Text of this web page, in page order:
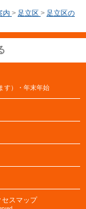
内 > 足立区 > 足立区の
す）・年末年始
セスマップ